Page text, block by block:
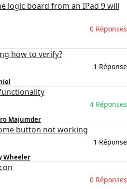
logic board from an IPad 9 will
0 Réponses
how to verify?
1 Réponse
4 Réponses
Majumder
button not working
1 Réponse
Wheeler
0 Réponses